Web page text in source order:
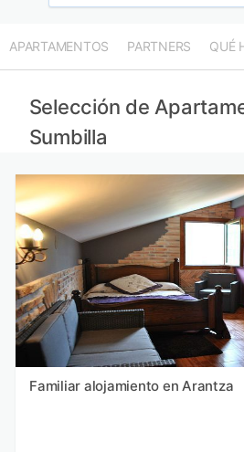
APARTAMENTOS PARTNERS QUÉ
Selección de
Sumbilla
Familiar alojamiento en Arantza